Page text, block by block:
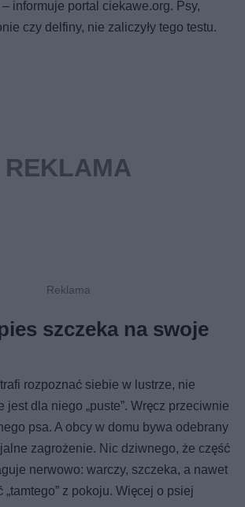
informuje portal ciekawe.org. Psy,
czy delfiny, nie zaliczyły tego testu.
szczeka na swoje
rozpoznać siebie w lustrze, nie
jest dla niego „puste”. Wręcz przeciwnie
psa. A obcy w domu bywa odebrany
zagrożenie. Nic dziwnego, że część
nerwowo: warczy, szczeka, a nawet
z pokoju. Więcej o psiej